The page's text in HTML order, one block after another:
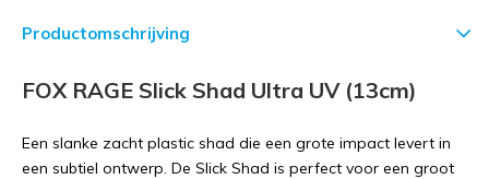
Productomschrijving
FOX RAGE Slick Shad Ultra UV (13cm)
Een slanke zacht plastic shad die een grote impact levert in
een subtiel ontwerp. De Slick Shad is perfect voor een groot